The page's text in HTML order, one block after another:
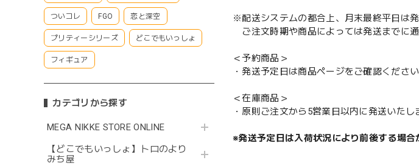
ついコレ FGO 恋と深空
プリティーシリーズ どこでもいっしょ
フィギュア
カテゴリから探す
MEGA NIKKE STORE ONLINE
【どこでもいっしょ】トロのより
みち屋
※配送システムの都合上、月末最終平日は
ご注文時期や商品によっては発送までに
＜予約商品＞
・発送予定日は商品ページをご確認ください
＜在庫商品＞
・原則ご注文から5営業日以内に発送いたし
※発送予定日は入荷状況により前後する場合